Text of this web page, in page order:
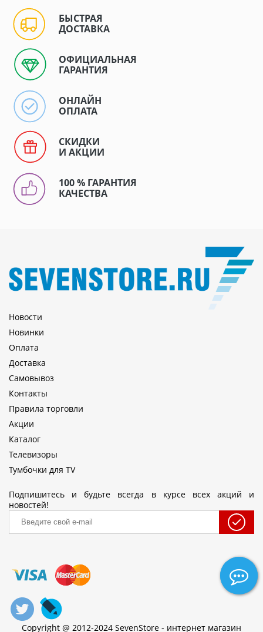
БЫСТРАЯ
ДОСТАВКА
ОФИЦИАЛЬНАЯ
ГАРАНТИЯ
ОНЛАЙН
ОПЛАТА
СКИДКИ
И АКЦИИ
100 % ГАРАНТИЯ
КАЧЕСТВА
Новости
Новинки
Оплата
Доставка
Самовывоз
Контакты
Правила торговли
Акции
Каталог
Телевизоры
Тумбочки для TV
Подпишитесь и будьте всегда в курсе всех акций и
новостей!
Copyright @ 2012-2024 SevenStore - интернет магазин